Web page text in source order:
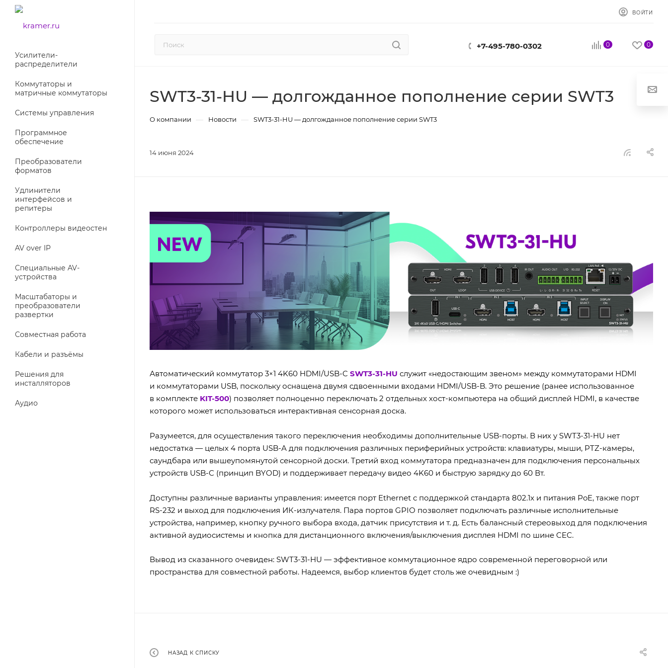
ВОЙТИ
+7-495-780-0302 0 0
Усилители-
раcпределители
Коммутаторы и
матричные коммутаторы
Системы управления
Программное
обеспечение
Преобразователи
форматов
Удлинители
интерфейсов и
репитеры
Контроллеры видеостен
AV over IP
Специальные AV-
устройства
Масштабаторы и
преобразователи
развертки
Совместная работа
Кабели и разъёмы
Решения для
инсталляторов
Аудио
SWT3-31-HU — долгожданное пополнение серии SWT3
О компании — Новости — SWT3-31-HU — долгожданное пополнение серии SWT3
14 июня 2024
Автоматический коммутатор 3×1 4K60 HDMI/USB-C SWT3-31-HU служит «недостающим звеном» между коммутаторами HDMI
и коммутаторами USB, поскольку оснащена двумя сдвоенными входами HDMI/USB-B. Это решение (ранее использованное
в комплекте KIT-500) позволяет полноценно переключать 2 отдельных хост-компьютера на общий дисплей HDMI, в качестве
которого может использоваться интерактивная сенсорная доска.
Разумеется, для осуществления такого переключения необходимы дополнительные USB-порты. В них у SWT3-31-HU нет
недостатка — целых 4 порта USB-A для подключения различных периферийных устройств: клавиатуры, мыши, PTZ-камеры,
саундбара или вышеупомянутой сенсорной доски. Третий вход коммутатора предназначен для подключения персональных
устройств USB-C (принцип BYOD) и поддерживает передачу видео 4K60 и быструю зарядку до 60 Вт.
Доступны различные варианты управления: имеется порт Ethernet c поддержкой стандарта 802.1x и питания PoE, также порт
RS-232 и выход для подключения ИК-излучателя. Пара портов GPIO позволяет подключать различные исполнительные
устройства, например, кнопку ручного выбора входа, датчик присутствия и т. д. Есть балансный стереовыход для подключения
активной аудиосистемы и кнопка для дистанционного включения/выключения дисплея HDMI по шине CEC.
Вывод из сказанного очевиден: SWT3-31-HU — эффективное коммутационное ядро современной переговорной или
пространства для совместной работы. Надеемся, выбор клиентов будет столь же очевидным :)
НАЗАД К СПИСКУ